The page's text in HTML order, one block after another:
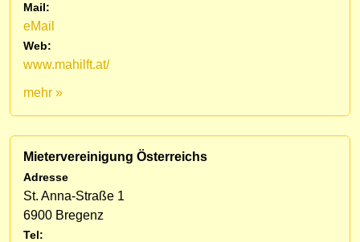
Mail:
eMail
Web:
www.mahilft.at/
mehr »
Mietervereinigung Österreichs
Adresse
St. Anna-Straße 1
6900 Bregenz
Tel: